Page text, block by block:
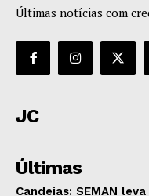
Últimas notícias com
JC
Últimas
Candeias: SEMAN